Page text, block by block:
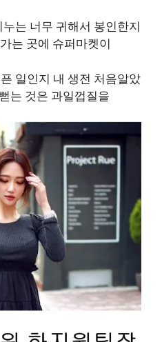
는 너무 귀해서 봉인한지
는 곳에 슈퍼마켓이
일인지 내 생전 처음알았
는 것은 과일껍질을